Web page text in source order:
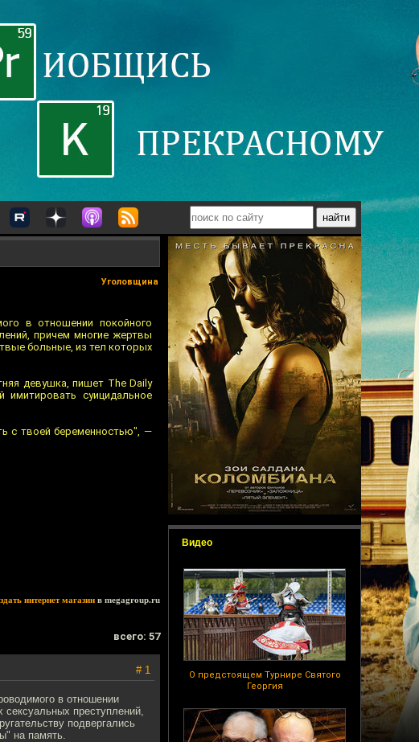
Видео
О предстоящем Турнире Святого
Георгия
Уголовщина
в отношении покойного
причем многие жертвы
больные, из тел которых
девушка, пишет The Daily
суицидальное
с твоей беременностью", —
интернет магазин в megagroup.ru
всего: 57
# 1
в отношении
преступлений,
подвергались
на память.